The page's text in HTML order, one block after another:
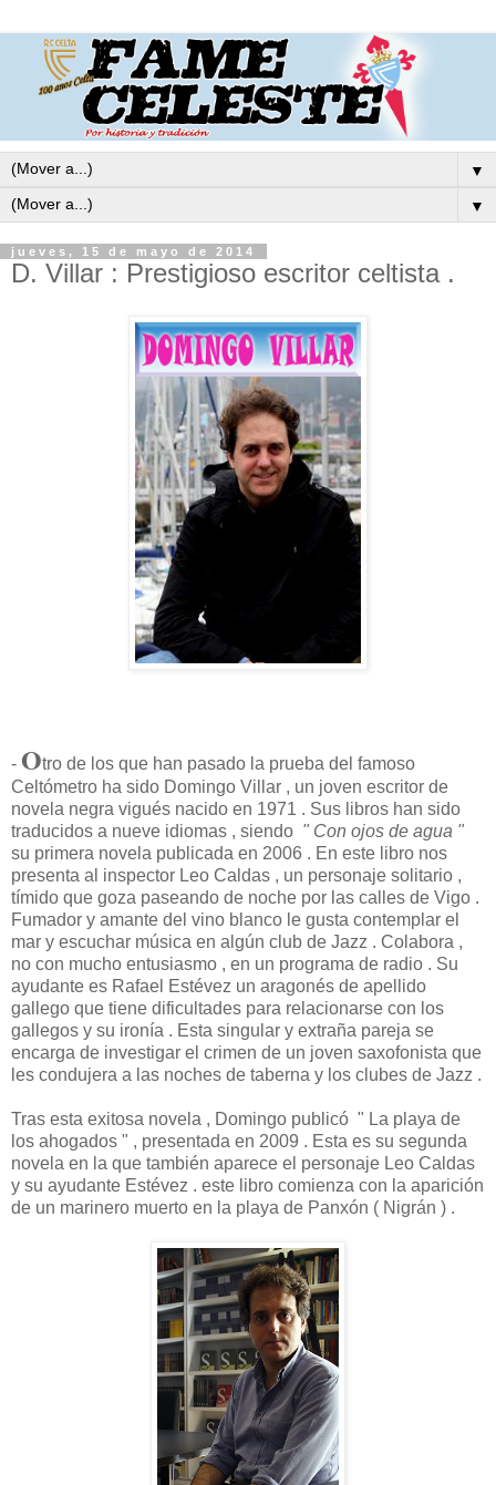
▼
▼
jueves, 15 de mayo de 2014
D. Villar : Prestigioso escritor celtista .
- Otro de los que han pasado la prueba del famoso
Celtómetro ha sido Domingo Villar , un joven escritor de
novela negra vigués nacido en 1971 . Sus libros han sido
traducidos a nueve idiomas , siendo " Con ojos de agua "
su primera novela publicada en 2006 . En este libro nos
presenta al inspector Leo Caldas , un personaje solitario ,
tímido que goza paseando de noche por las calles de Vigo .
Fumador y amante del vino blanco le gusta contemplar el
mar y escuchar música en algún club de Jazz . Colabora ,
no con mucho entusiasmo , en un programa de radio . Su
ayudante es Rafael Estévez un aragonés de apellido
gallego que tiene dificultades para relacionarse con los
gallegos y su ironía . Esta singular y extraña pareja se
encarga de investigar el crimen de un joven saxofonista que
les condujera a las noches de taberna y los clubes de Jazz .
Tras esta exitosa novela , Domingo publicó " La playa de
los ahogados " , presentada en 2009 . Esta es su segunda
novela en la que también aparece el personaje Leo Caldas
y su ayudante Estévez . este libro comienza con la aparición
de un marinero muerto en la playa de Panxón ( Nigrán ) .